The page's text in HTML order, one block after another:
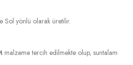
Sol yönlü olarak üretilir.
malzeme tercih edilmekte olup, suntalam